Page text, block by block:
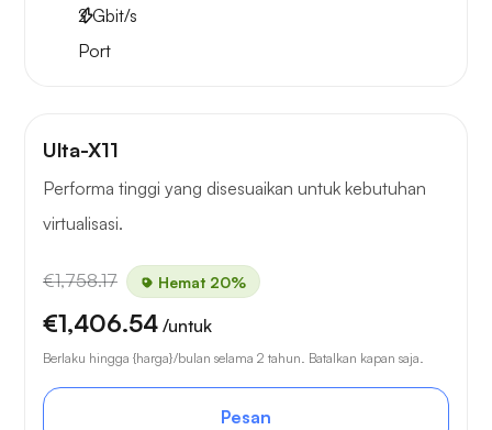
2Gbit/s
Port
Ulta-X11
Performa tinggi yang disesuaikan untuk kebutuhan
virtualisasi.
€1,758.17 Hemat 20%
€1,406.54 /untuk
Berlaku hingga {harga}/bulan selama 2 tahun. Batalkan kapan saja.
Pesan